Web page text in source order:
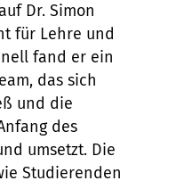
Dr. Simon
für Lehre und
fand er ein
das sich
und die
des
umsetzt. Die
Studierenden